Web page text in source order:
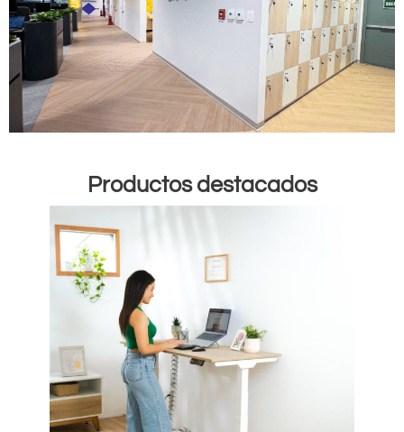
Productos destacados